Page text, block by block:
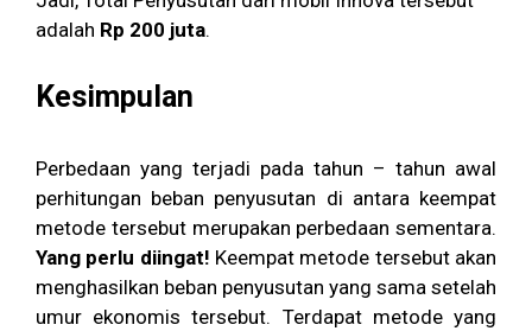
adalah Rp 200 juta.
Kesimpulan
Perbedaan yang terjadi pada tahun – tahun awal
perhitungan beban penyusutan di antara keempat
metode tersebut merupakan perbedaan sementara.
Yang perlu diingat! Keempat metode tersebut akan
menghasilkan beban penyusutan yang sama setelah
umur ekonomis tersebut. Terdapat metode yang